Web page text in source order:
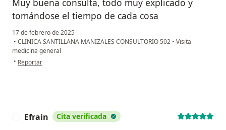
Muy buena consulta, todo muy explicado y
tomándose el tiempo de cada cosa
17 de febrero de 2025
• CLINICA SANTILLANA MANIZALES CONSULTORIO 502 • Visita
medicina general
• en opinión del usuario Juan Camilo Berrio
Reportar
Efrain Cita verificada